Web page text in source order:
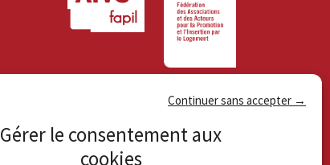
Gérer le consentement aux
cookies
Continuer sans accepter →